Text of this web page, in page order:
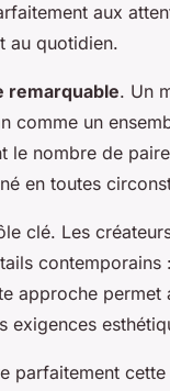
aux
au quotidien.
remarquable. Un
comme un
le nombre de
en toutes
clé. Les
contemporains
approche permet
exigences
parfaitement